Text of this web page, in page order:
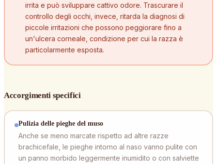
irrita e può sviluppare cattivo odore. Trascurare il
controllo degli occhi, invece, ritarda la diagnosi di
piccole irritazioni che possono peggiorare fino a
un'ulcera corneale, condizione per cui la razza è
particolarmente esposta.
Accorgimenti specifici
Pulizia delle pieghe del muso
Anche se meno marcate rispetto ad altre razze
brachicefale, le pieghe intorno al naso vanno pulite con
un panno morbido leggermente inumidito o con salviette